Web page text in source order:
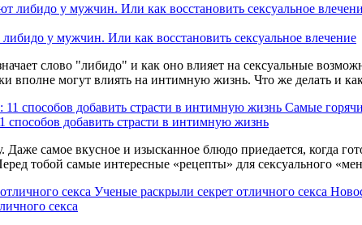
у мужчин. Или как восстановить сексуальное влечение
слово "либидо" и как оно влияет на сексуальные
могут влиять на интимную жизнь. Что же делать и как
Самые
способов добавить страсти в интимную жизнь
Даже самое вкусное и изысканное блюдо приедается, когда
тобой самые интересные «рецепты» для сексуального
Ученые раскрыли секрет отличного секса
секса